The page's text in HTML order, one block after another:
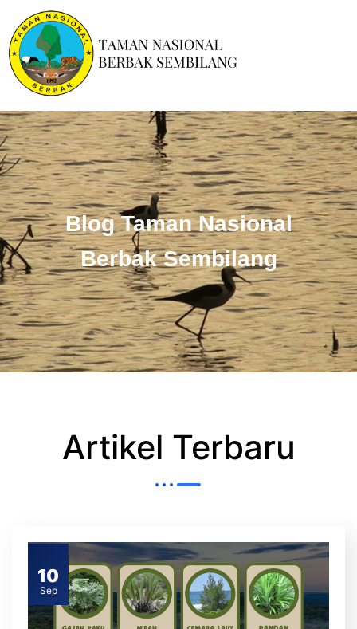
Blog Taman Nasional
Berbak Sembilang
Artikel Terbaru
10
Sep